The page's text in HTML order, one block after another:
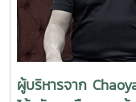
ในระหว่างวันที่ 18 พ
ศิลปศาสตร์มหาวิทยา
เสร็จสิ้นการฝึกอบรม
ในมหาวิทยาลัยของแต่
ผู้บริหารจาก